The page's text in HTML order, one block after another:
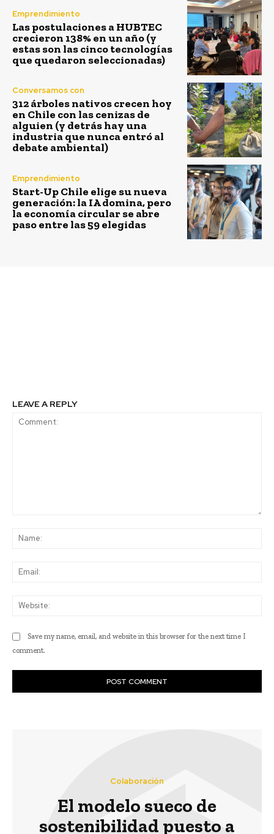
Emprendimiento
Las postulaciones a HUBTEC
crecieron 138% en un año (y
estas son las cinco tecnologías
que quedaron seleccionadas)
Conversamos con
312 árboles nativos crecen hoy
en Chile con las cenizas de
alguien (y detrás hay una
industria que nunca entró al
debate ambiental)
Emprendimiento
Start-Up Chile elige su nueva
generación: la IA domina, pero
la economía circular se abre
paso entre las 59 elegidas
LEAVE A REPLY
Save my name, email, and website in this browser for the next time I
comment.